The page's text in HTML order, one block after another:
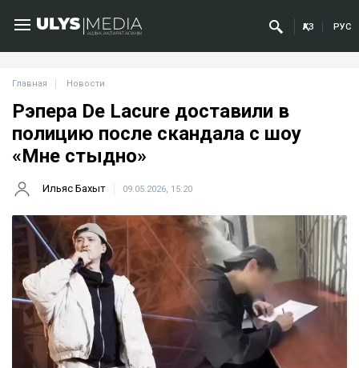
ҚАЗ РУС
Главная Новости
Рэпера De Lacure доставили в
полицию после скандала с шоу
«Мне стыдно»
Ильяс Бахыт 09.05.2026, 15:20